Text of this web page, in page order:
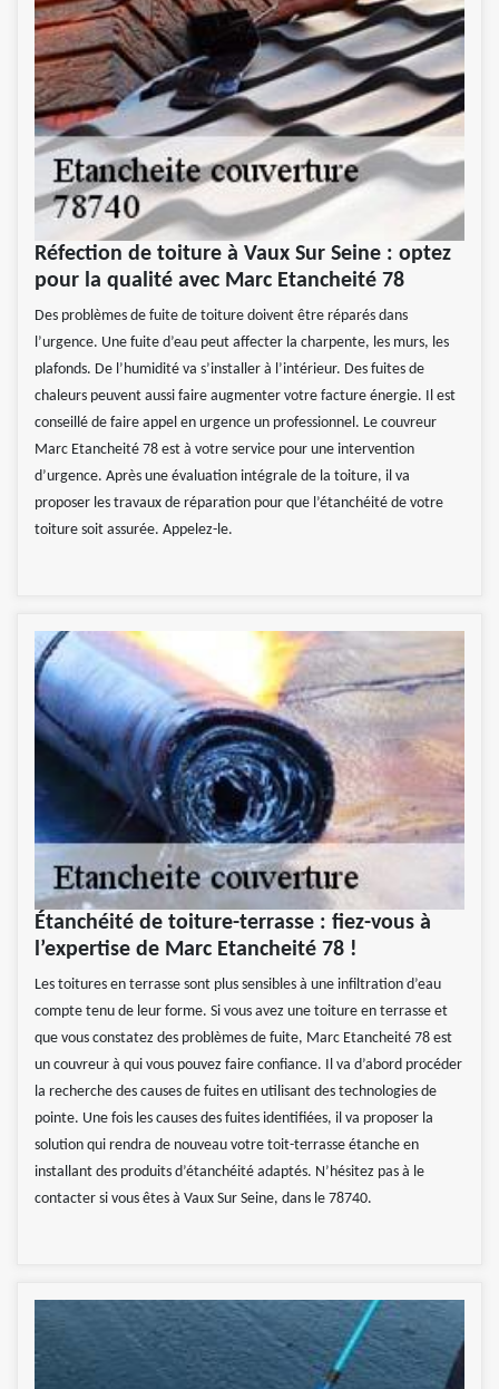
Réfection de toiture à Vaux Sur Seine : optez
pour la qualité avec Marc Etancheité 78
Des problèmes de fuite de toiture doivent être réparés dans
l’urgence. Une fuite d’eau peut affecter la charpente, les murs, les
plafonds. De l’humidité va s’installer à l’intérieur. Des fuites de
chaleurs peuvent aussi faire augmenter votre facture énergie. Il est
conseillé de faire appel en urgence un professionnel. Le couvreur
Marc Etancheité 78 est à votre service pour une intervention
d’urgence. Après une évaluation intégrale de la toiture, il va
proposer les travaux de réparation pour que l’étanchéité de votre
toiture soit assurée. Appelez-le.
Étanchéité de toiture-terrasse : fiez-vous à
l’expertise de Marc Etancheité 78 !
Les toitures en terrasse sont plus sensibles à une infiltration d’eau
compte tenu de leur forme. Si vous avez une toiture en terrasse et
que vous constatez des problèmes de fuite, Marc Etancheité 78 est
un couvreur à qui vous pouvez faire confiance. Il va d’abord procéder
la recherche des causes de fuites en utilisant des technologies de
pointe. Une fois les causes des fuites identifiées, il va proposer la
solution qui rendra de nouveau votre toit-terrasse étanche en
installant des produits d’étanchéité adaptés. N’hésitez pas à le
contacter si vous êtes à Vaux Sur Seine, dans le 78740.